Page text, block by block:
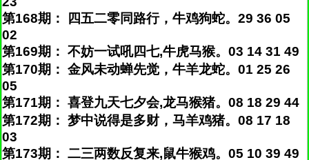
第168期： 四五二零同路行，牛鸡狗蛇。29 36 05
02
第169期： 不妨一试吼四七,牛虎马猴。03 14 31 49
第170期： 金风未动蝉先觉，牛羊龙蛇。01 25 26
05
第171期： 喜登九天七夕会,龙马猴猪。08 18 29 44
第172期： 梦中说得是多财，马羊鸡猪。08 17 18
03
第173期： 二三两数反复来,鼠牛猴鸡。05 10 39 49